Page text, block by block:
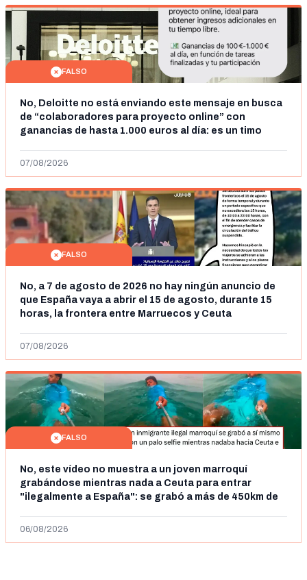
FALSO
No, Deloitte no está enviando este mensaje en busca
de “colaboradores para proyecto online” con
ganancias de hasta 1.000 euros al día: es un timo
07/08/2026
FALSO
No, a 7 de agosto de 2026 no hay ningún anuncio de
que España vaya a abrir el 15 de agosto, durante 15
horas, la frontera entre Marruecos y Ceuta
07/08/2026
FALSO
No, este vídeo no muestra a un joven marroquí
grabándose mientras nada a Ceuta para entrar
"ilegalmente a España": se grabó a más de 450km de
06/08/2026